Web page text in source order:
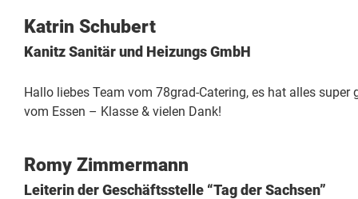
Katrin Schubert
Kanitz Sanitär und Heizungs GmbH
Hallo liebes Team vom 78grad-Catering, es hat alles
vom Essen – Klasse & vielen Dank!
Romy Zimmermann
Leiterin der Geschäftsstelle “Tag der Sachsen”